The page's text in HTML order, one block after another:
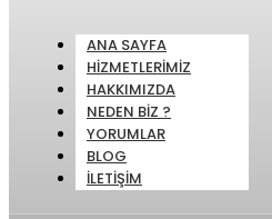
ANA SAYFA
HIZMETLERIMIZ
HAKKIMIZDA
NEDEN BIZ ?
YORUMLAR
BLOG
İLETIŞIM